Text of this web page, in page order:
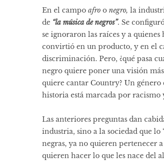
En el campo afro o negro, la
de “la música de negros”. Se
se ignoraron las raíces y a
convirtió en un producto, y en el
discriminación. Pero, ¿qué pasa
negro quiere poner una visión
quiere cantar Country? Un género
historia está marcada por racismo
Las anteriores preguntas dan
industria, sino a la sociedad que lo
negras, ya no quieren pertenecer
quieren hacer lo que les nace del